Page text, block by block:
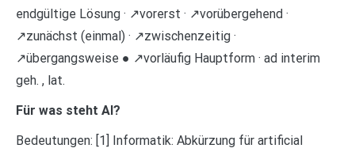
endgültige Lösung · ↗vorerst · ↗vorübergehend ·
↗zunächst (einmal) · ↗zwischenzeitig ·
↗übergangsweise ● ↗vorläufig Hauptform · ad interim
geh. , lat.
Für was steht AI?
Bedeutungen: [1] Informatik: Abkürzung für artificial